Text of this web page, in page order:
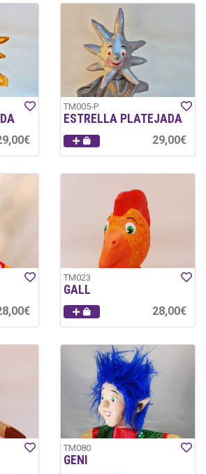
TM005-P
ESTRELLA PLATEJADA
29,00€
TM023
GALL
28,00€
TM080
GENI